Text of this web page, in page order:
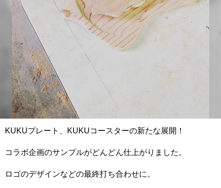
KUKUプレート、KUKUコースターの新たな展開！
コラボ企画のサンプルがどんどん仕上がりました。
ロゴのデザインなどの最終打ち合わせに。